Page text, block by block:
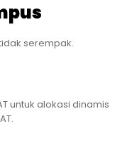
serempak.
untuk alokasi dinamis